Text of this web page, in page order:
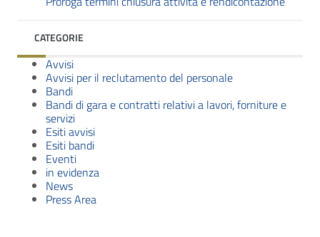
CATEGORIE
Avvisi
Avvisi per il reclutamento del personale
Bandi
Bandi di gara e contratti relativi a lavori, forniture e
servizi
Esiti avvisi
Esiti bandi
Eventi
in evidenza
News
Press Area